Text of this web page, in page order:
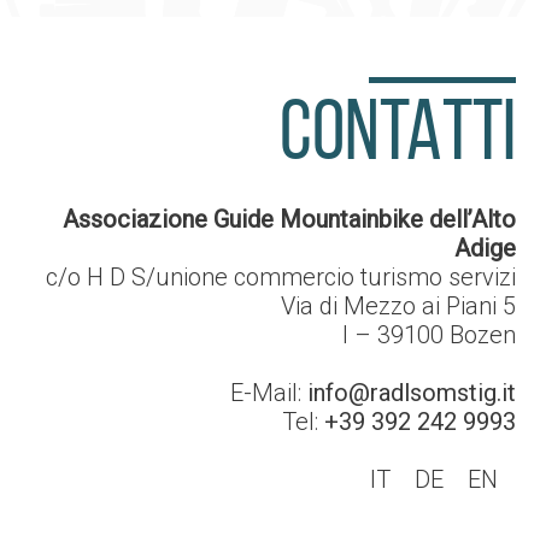
CONTATTI
Associazione Guide Mountainbike dell’Alto
Adige
c/o H D S/unione commercio turismo servizi
Via di Mezzo ai Piani 5
I – 39100 Bozen
E-Mail: info@radlsomstig.it
Tel: +39 392 242 9993
IT
DE EN